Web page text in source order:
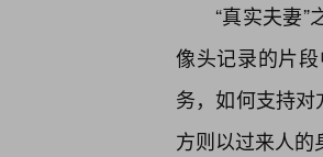
“真实夫妻
像头记录的片
务，如何支持
方则以过来人的